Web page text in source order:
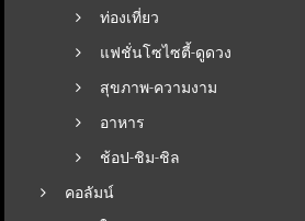
ท่องเที่ยว
แฟชั่นโซไซตี้-ดูดวง
สุขภาพ-ความงาม
อาหาร
ช้อป-ชิม-ชิล
คอลัมน์